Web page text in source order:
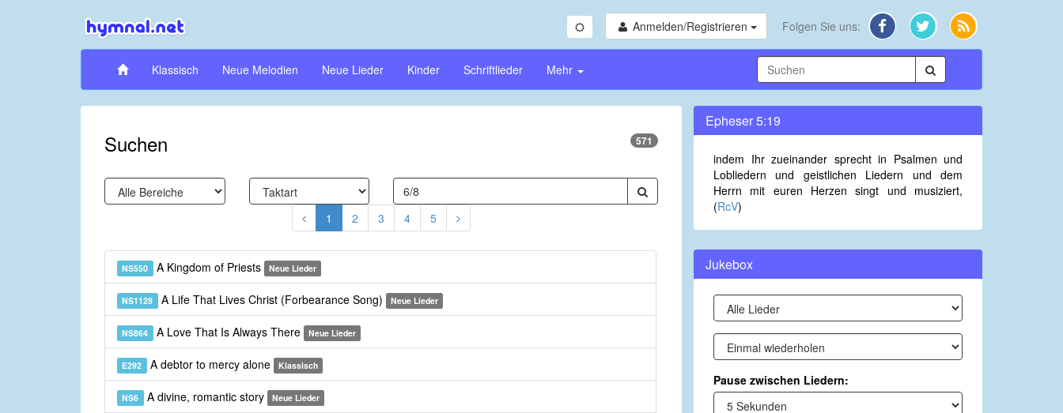
Anmelden/Registrieren Folgen Sie uns:
Klassisch Neue Melodien Neue Lieder Kinder Schriftlieder Mehr
Suchen 571
1 2 3 4 5
NS550 A Kingdom of Priests Neue Lieder
NS1129 A Life That Lives Christ (Forbearance Song) Neue Lieder
NS864 A Love That Is Always There Neue Lieder
E292 A debtor to mercy alone Klassisch
NS6 A divine, romantic story Neue Lieder
Epheser 5:19
indem Ihr zueinander sprecht in Psalmen und
Lobliedern und geistlichen Liedern und dem
Herrn mit euren Herzen singt und musiziert,
(RcV)
Jukebox
Pause zwischen Liedern: